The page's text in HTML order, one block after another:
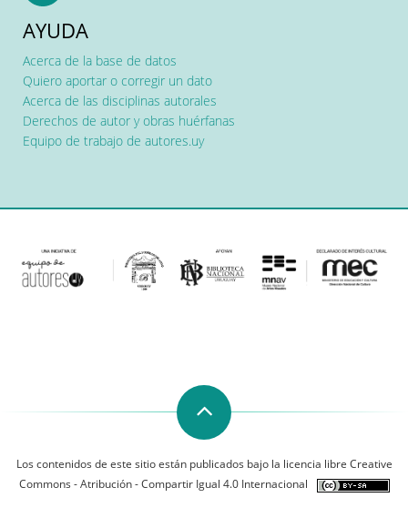
AYUDA
Acerca de la base de datos
Quiero aportar o corregir un dato
Acerca de las disciplinas autorales
Derechos de autor y obras huérfanas
Equipo de trabajo de autores.uy
Los contenidos de este sitio están publicados bajo la licencia libre Creative
Commons - Atribución - Compartir Igual 4.0 Internacional